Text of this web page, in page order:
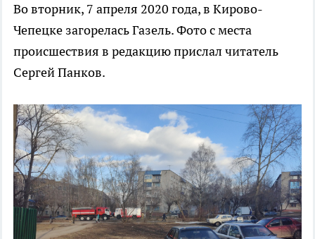
Во вторник, 7 апреля 2020 года, в Кирово-
Чепецке загорелась Газель. Фото с места
происшествия в редакцию прислал читатель
Сергей Панков.